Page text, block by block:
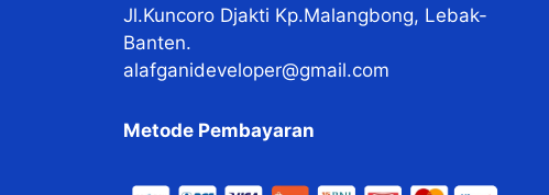
Jl.Kuncoro Djakti Kp.Malangbong, Lebak-
Banten.
alafganideveloper@gmail.com
Metode Pembayaran